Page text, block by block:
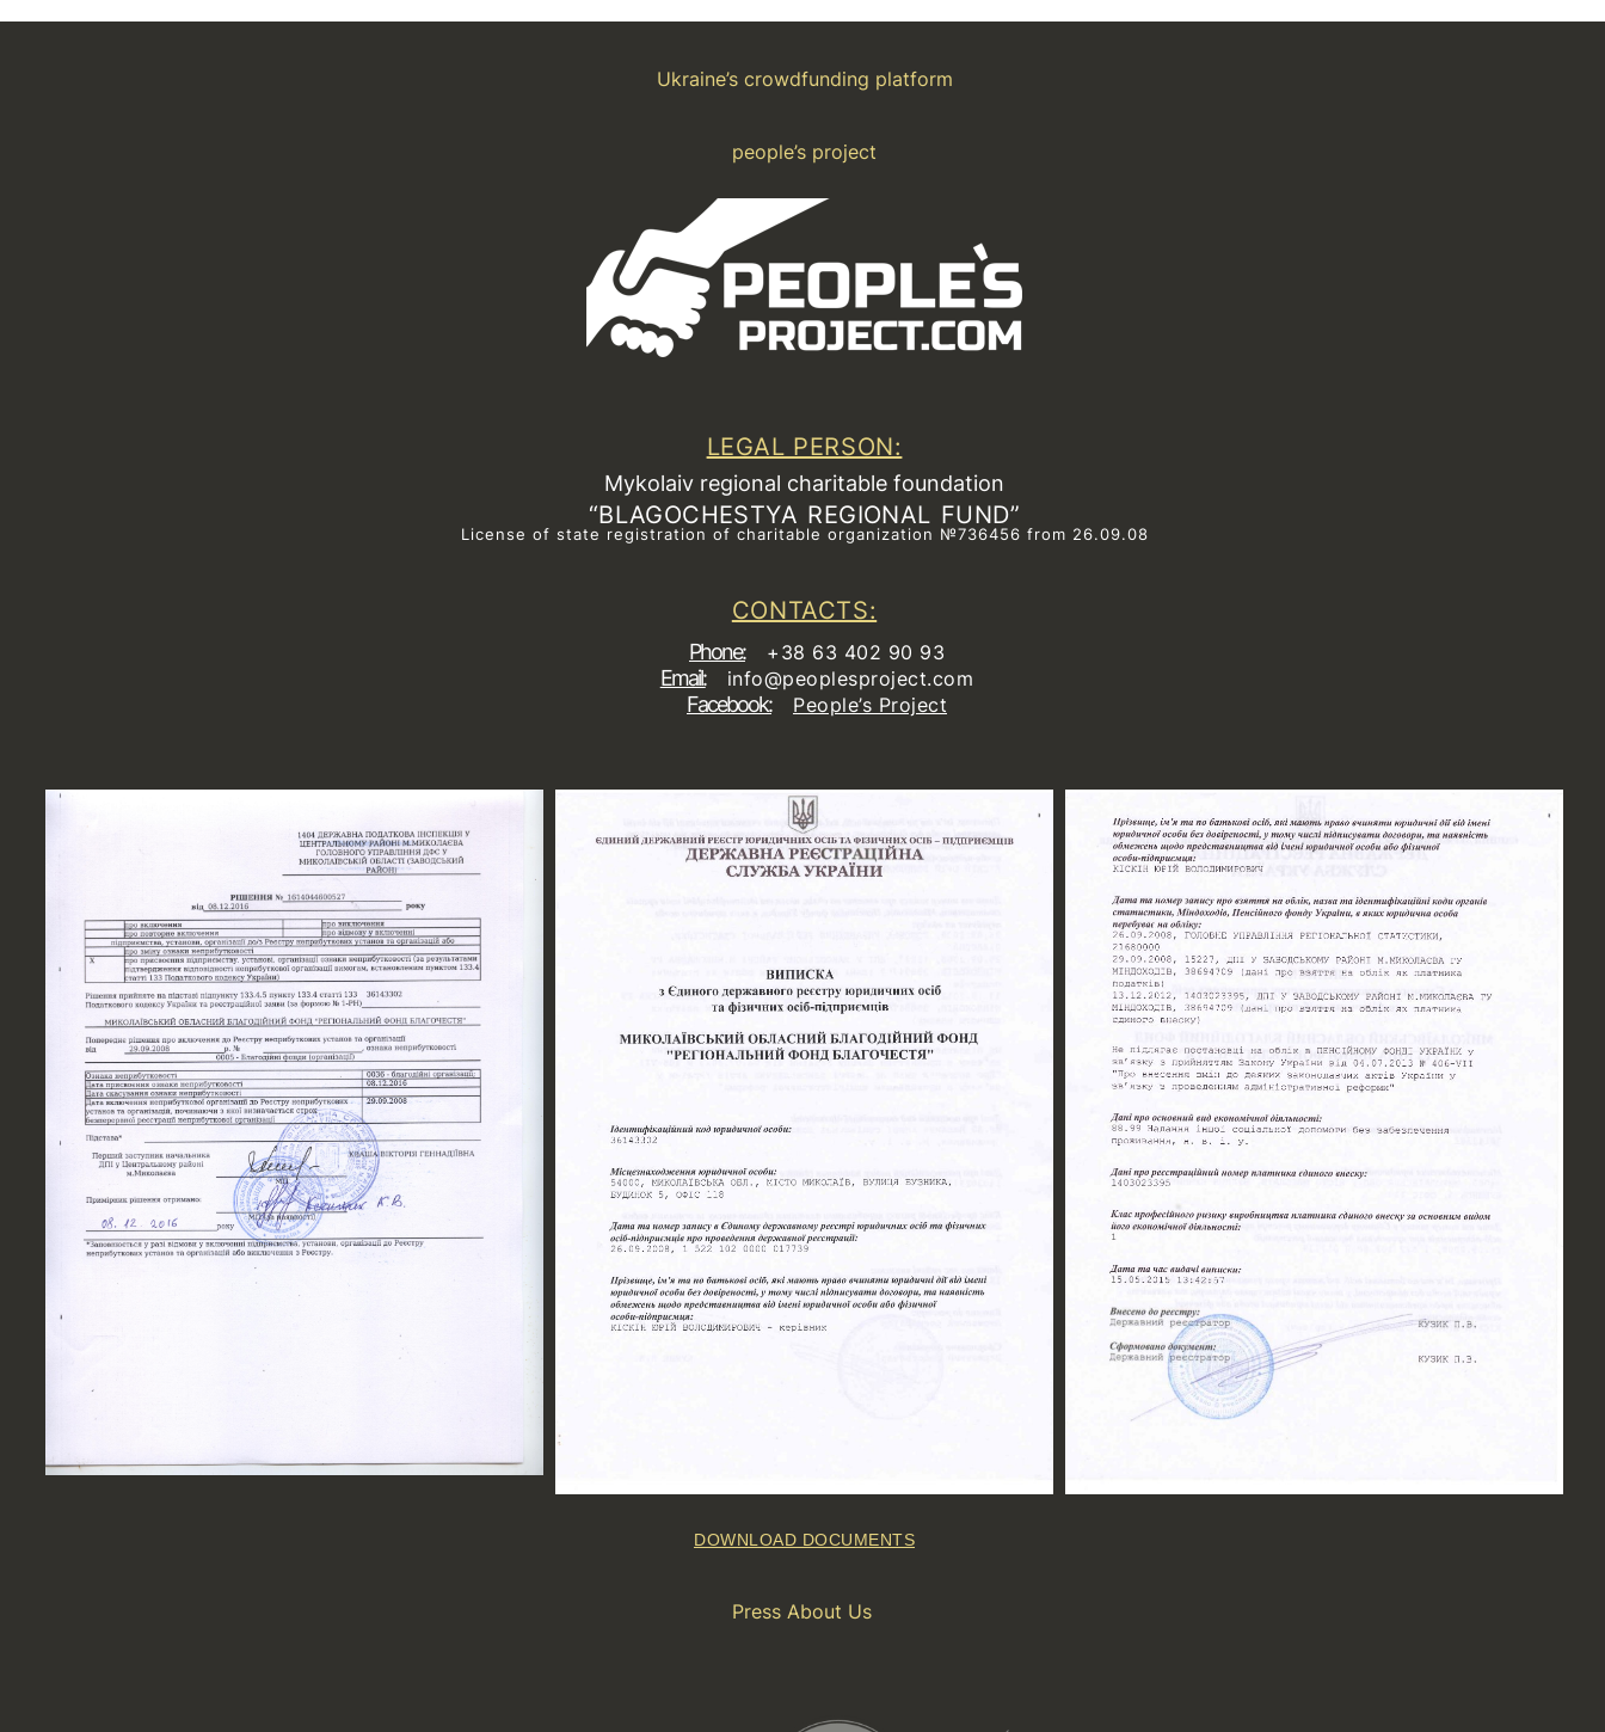
Ukraine’s crowdfunding platform
people’s project
LEGAL PERSON:
Mykolaiv regional charitable foundation
“BLAGOCHESTYA REGIONAL FUND”
License of state registration of сharitable organization №736456 from 26.09.08
CONTACTS:
Phone: +38 63 402 90 93
Email: info@peoplesproject.com
Facebook: People’s Project
DOWNLOAD DOCUMENTS
Press About Us